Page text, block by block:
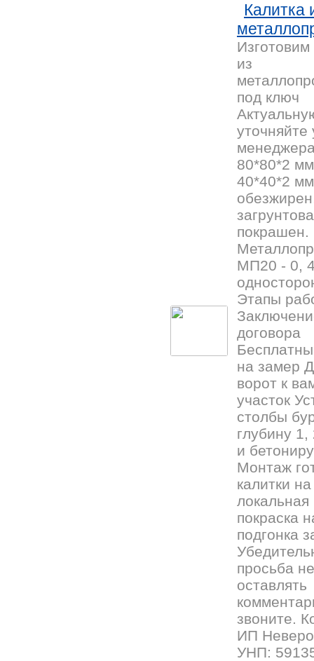
Калитка
Изготовим
из
под ключ
уточняйте
80*80*2
40*40*2
покрашен.
МП20 - 0,
Этапы
договора
на замер
ворот к
участок
столбы
глубину
и
Монтаж
калитки
локальная
покраска
подгонка
просьба не
оставлять
звоните.
ИП
УНП: